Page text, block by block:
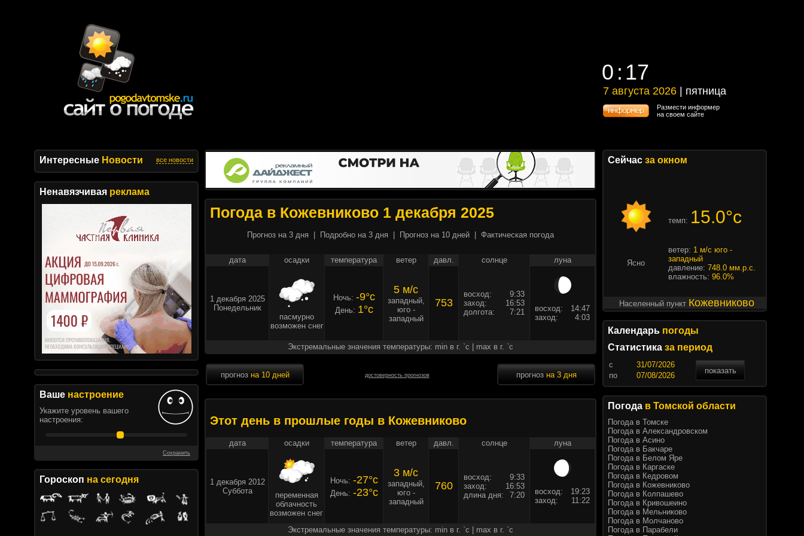
0 17
0 17
7 августа 2026 | пятница
7 августа 2026 | пятница
Размести информер
на своем сайте
Интересные Новости все новости
Ненавязчивая реклама
Ваше настроение
Укажите уровень вашего
настроения:
Сохранить
Гороскоп на сегодня
Погода в Кожевниково 1 декабря 2025
Прогноз на 3 дня Подробно на 3 дня Прогноз на 10 дней Фактическая погода
дата осадки температура ветер давл. солнце луна
1 декабря 2025
Понедельник
пасмурно
возможен снег
Ночь: -9°c
День: 1°c
5 м/c
западный,
юго -
западный
753
восход:
9:33
заход:
16:53
долгота:
7:21 восход:
14:47
заход:
4:03
Экстремальные значения температуры: min в г. `c | max в г. `c
прогноз на 10 дней достоверность прогнозов прогноз на 3 дня
Этот день в прошлые годы в Кожевниково
дата осадки температура ветер давл. солнце луна
1 декабря 2012
Суббота
переменная
облачность
возможен снег
Ночь: -27°c
День: -23°c
3 м/c
западный,
юго -
западный
760
восход:
9:33
заход:
16:53
длина дня:
7:20 восход:
19:23
заход:
11:22
Экстремальные значения температуры: min в г. `c | max в г. `c
Сейчас за окном
темп: 15.0°c
Ясно
ветер: 1 м/с юго -
западный
давление: 748.0 мм.р.с.
влажность: 96.0%
Населенный пункт Кожевниково
Календарь погоды
Статистика за период
c
показать
по
Погода в Томской области
Погода в Томске
Погода в Александровском
Погода в Асино
Погода в Бакчаре
Погода в Белом Яре
Погода в Каргаске
Погода в Кедровом
Погода в Кожевниково
Погода в Колпашево
Погода в Кривошеино
Погода в Мельниково
Погода в Молчаново
Погода в Парабели